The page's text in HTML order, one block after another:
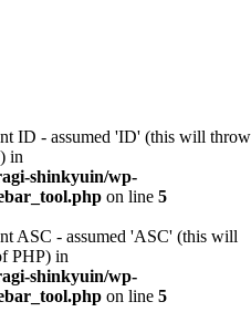
ID - assumed 'ID' (this will throw
in
shinkyuin/wp-
on line 5
ASC - assumed 'ASC' (this will
PHP) in
shinkyuin/wp-
on line 5